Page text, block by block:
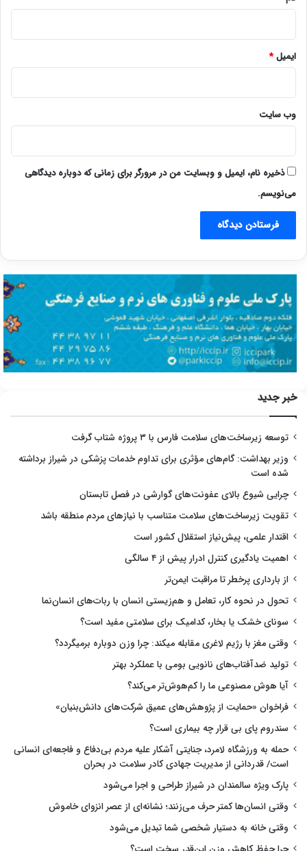
ایمیل*
وب‌ سایت
ذخیره نام، ایمیل و وبسایت من در مرورگر برای زمانی که دوباره دیدگاهی
می‌نویسم.
خبر جدید
توسعه زیرساخت‌های سلامت فارس با ۳ پروژه شتاب گرفت
وزیر بهداشت: گام‌های مؤثری برای تداوم خدمات پزشکی در شیراز برداشته
شده است
چرایی شیوع بالای عفونت‌های گوارشی در فصل تابستان
تقویت زیرساخت‌های سلامت متناسب با نیازهای مردم منطقه باشد
اقتدار علمی، پیش‌نیاز استقلال کشور است
اهمیت یادگیری کنترل ادرار پیش از ۴ سالگی
از بارداری پرخطر تا مراقبت ایمن‌تر
تحول در نحوه کار، تعامل و هم‌زیستی انسان با ربات‌های انسان‌نما
سونای خشک یا بخار، کدامیک برای سلامتی مفید است؟
وقتی مغز با رژیم لاغری مقابله میکند: چرا وزن دوباره برمیگردد؟
تولید ضدآفتاب‌های نانویی بومی با عملکرد بهتر
آیا هوش مصنوعی ما را کم‌هوش‌تر می‌کند؟
فراخوان «حمایت از پژوهش‌های عمیق شرکت‌های دانش‌بنیان»
سندروم پای بی قرار چه بیماری است؟
حمله به ورزشگاه لامرد، جنایتی آشکار علیه مردم بی‌دفاع و فاجعه‌ای انسانی
است/ قدردانی از مدیریت جهادی کادر سلامت در بحران
پارک ویژه سالمندان در شیراز طراحی و اجرا می‌شود
وقتی انسان‌ها کمتر حرف می‌زنند؛ نشانه‌ای از عصر انزوای خاموش
وقتی خانه به دستیار شخصی شما تبدیل می‌شود